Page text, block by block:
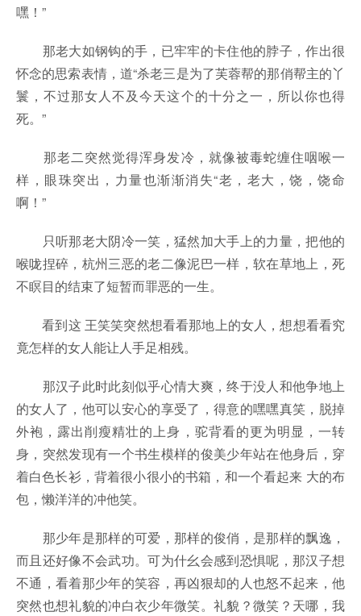
嘿！”
那老大如钢钩的手，已牢牢的卡住他的脖子，作出很
怀念的思索表情，道“杀老三是为了芙蓉帮的那俏帮主的丫
鬟，不过那女人不及今天这个的十分之一，所以你也得
死。”
那老二突然觉得浑身发冷，就像被毒蛇缠住咽喉一
样，眼珠突出，力量也渐渐消失“老，老大，饶，饶命
啊！”
只听那老大阴冷一笑，猛然加大手上的力量，把他的
喉咙捏碎，杭州三恶的老二像泥巴一样，软在草地上，死
不瞑目的结束了短暂而罪恶的一生。
看到这 王笑笑突然想看看那地上的女人，想想看看究
竟怎样的女人能让人手足相残。
那汉子此时此刻似乎心情大爽，终于没人和他争地上
的女人了，他可以安心的享受了，得意的嘿嘿真笑，脱掉
外袍，露出削瘦精壮的上身，驼背看的更为明显，一转
身，突然发现有一个书生模样的俊美少年站在他身后，穿
着白色长衫，背着很小很小的书箱，和一个看起来 大的布
包，懒洋洋的冲他笑。
那少年是那样的可爱，那样的俊俏，是那样的飘逸，
而且还好像不会武功。可为什幺会感到恐惧呢，那汉子想
不通，看着那少年的笑容，再凶狠却的人也怒不起来，他
突然也想礼貌的冲白衣少年微笑。礼貌？微笑？天哪，我